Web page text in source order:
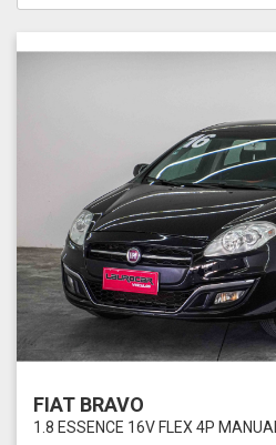
FIAT BRAVO
1.8 ESSENCE 16V FLEX 4P MANUAL